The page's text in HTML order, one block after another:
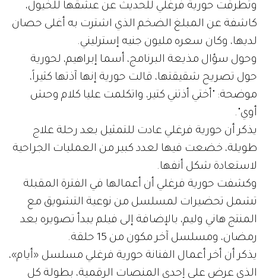
وتطرقت حورية فرغلي للحديث عن عشقها للخيول،
كاشفة عن المبلغ الضخم الذي اشترت به أغلى حصان
لديها، وكان سعره مليون جنيه إسترليني.
وحول سؤال مذيعة البرنامج، أسما إبراهيم، لحورية
حول تصريح شقيقتها، قالت حورية إنها آذتها كثيراً،
موضحة: "أختي أذتني كتير، واتكلمت عليا كلام وحش
أوي".
يذكر أن حورية فرغلي عادت للتمثيل بعد رحلة علاج
طويلة، خضعت فيها لعدد كبير من العمليات الجراحية
لاستعادة شكل أنفها.
وكشفت حورية فرغلي أن أعمالها في الفترة المقبلة
تشمل تحضيرات لمسلسل من نوعية التشويق مع
المنتج هاني وليم، بالإضافة إلى فيلم يبدأ تصويره بعد
رمضان، ومسلسل آخر مكون من 15 حلقة.
يذكر أن أخر أعمال الفنانة حورية فرغلي مسلسل «أيام»،
الذي عرض على إحدى المنصات الرقمية، بطولة كل